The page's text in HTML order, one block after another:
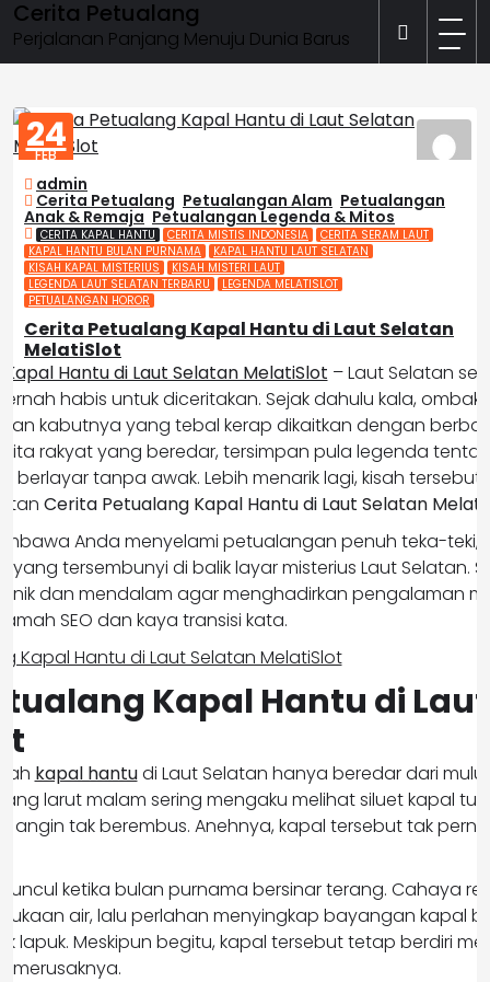
Skip
to
content
Cerita Petualang
Perjalanan Panjang Menuju Dunia Barus
24
FEB
admin
Cerita Petualang Petualangan Alam Petualangan
Anak & Remaja Petualangan Legenda & Mitos
CERITA KAPAL HANTU CERITA MISTIS INDONESIA
CERITA SERAM LAUT
KAPAL HANTU BULAN PURNAMA
KAPAL HANTU LAUT SELATAN
KISAH KAPAL MISTERIUS
KISAH MISTERI LAUT
LEGENDA LAUT SELATAN TERBARU
LEGENDA MELATISLOT
PETUALANGAN HOROR
Cerita Petualang Kapal Hantu di Laut Selatan
MelatiSlot
Hantu di Laut Selatan MelatiSlot – Laut Selatan
habis untuk diceritakan. Sejak dahulu kala,
kabutnya yang tebal kerap dikaitkan dengan
rakyat yang beredar, tersimpan pula legenda
berlayar tanpa awak. Lebih menarik lagi, kisah tersebut
Cerita Petualang Kapal Hantu di Laut Selatan
Anda menyelami petualangan penuh teka-teki,
yang tersembunyi di balik layar misterius Laut Selatan.
dan mendalam agar menghadirkan pengalaman
SEO dan kaya transisi kata.
Kapal Hantu di
kapal hantudi Laut Selatan hanya beredar dari
larut malam sering mengaku melihat siluet kapal
angin tak berembus. Anehnya, kapal tersebut tak
ketika bulan purnama bersinar terang. Cahaya
air, lalu perlahan menyingkap bayangan kapal
lapuk. Meskipun begitu, kapal tersebut tetap berdiri
merusaknya.